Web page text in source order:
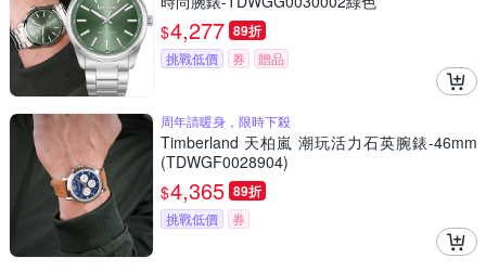
$4,277 89折
挑戰低價 券 贈品
周年請暖身，限時下殺
Timberland 天柏嵐 潮玩活力石英腕錶-46mm
(TDWGF0028904)
$4,365 89折
挑戰低價 券